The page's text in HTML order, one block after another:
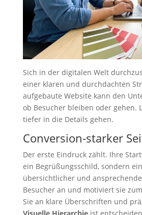
Sich in der digitalen Welt
einer klaren und durchdachten
aufgebaute Website kann den
ob Besucher bleiben oder gehen.
tiefer in die Details gehen.
Conversion-starker
Der erste Eindruck zählt. Ihre
ein Begrüßungsschild, sondern
übersichtlicher und
Besucher an und motiviert sie
Sie an klare Überschriften und
Visuelle Hierarchieist